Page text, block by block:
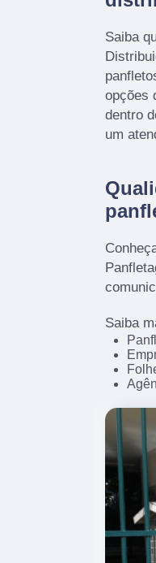
Saiba
opções
dentro
um
Saiba